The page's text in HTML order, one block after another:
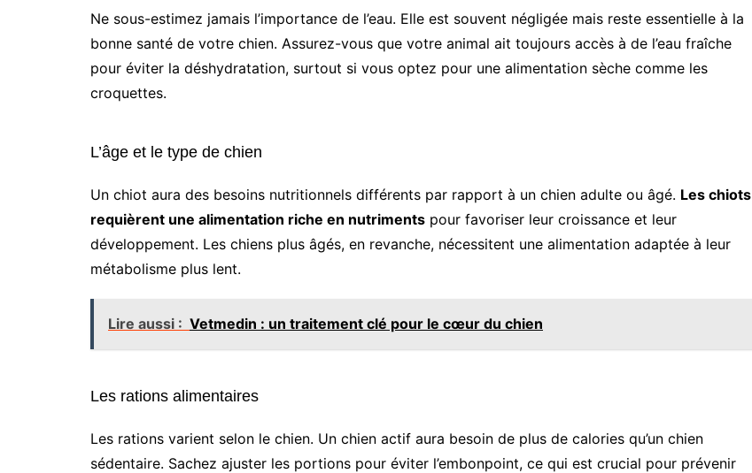
Ne sous-estimez jamais l’importance de l’eau. Elle est souvent négligée mais reste essentielle à la
bonne santé de votre chien. Assurez-vous que votre animal ait toujours accès à de l’eau fraîche
pour éviter la déshydratation, surtout si vous optez pour une alimentation sèche comme les
croquettes.
L’âge et le type de chien
Un chiot aura des besoins nutritionnels différents par rapport à un chien adulte ou âgé. Les chiots
requièrent une alimentation riche en nutriments pour favoriser leur croissance et leur
développement. Les chiens plus âgés, en revanche, nécessitent une alimentation adaptée à leur
métabolisme plus lent.
Lire aussi : Vetmedin : un traitement clé pour le cœur du chien
Les rations alimentaires
Les rations varient selon le chien. Un chien actif aura besoin de plus de calories qu’un chien
sédentaire. Sachez ajuster les portions pour éviter l’embonpoint, ce qui est crucial pour prévenir